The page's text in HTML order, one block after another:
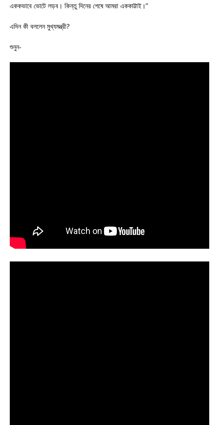
এককভাবে ভোটে লড়ব। কিন্তু দিনের শেষে আমরা এককাট্টাই।”
এদিন কী বললেন মুখ্যমন্ত্রী?
শুনুন-